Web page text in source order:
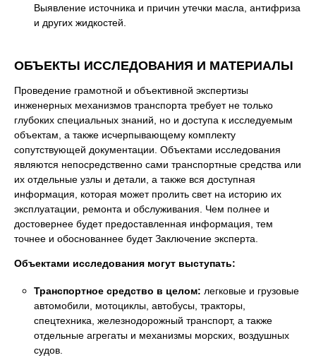
Выявление источника и причин утечки масла, антифриза
и других жидкостей.
ОБЪЕКТЫ ИССЛЕДОВАНИЯ И МАТЕРИАЛЫ
Проведение грамотной и объективной экспертизы
инженерных механизмов транспорта требует не только
глубоких специальных знаний, но и доступа к исследуемым
объектам, а также исчерпывающему комплекту
сопутствующей документации. Объектами исследования
являются непосредственно сами транспортные средства или
их отдельные узлы и детали, а также вся доступная
информация, которая может пролить свет на историю их
эксплуатации, ремонта и обслуживания. Чем полнее и
достовернее будет предоставленная информация, тем
точнее и обоснованнее будет Заключение эксперта.
Объектами исследования могут выступать:
Транспортное средство в целом: легковые и грузовые
автомобили, мотоциклы, автобусы, тракторы,
спецтехника, железнодорожный транспорт, а также
отдельные агрегаты и механизмы морских, воздушных
судов.